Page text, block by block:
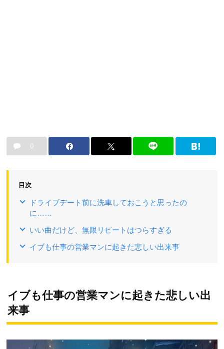
0
目次
ドライブデート前に洗車しておこうと思ったの
に……
いい曲だけど、無限リピートはつらすぎる
イブも仕事の営業マンに起きた悲しい出来事
イブも仕事の営業マンに起きた悲しい出
来事